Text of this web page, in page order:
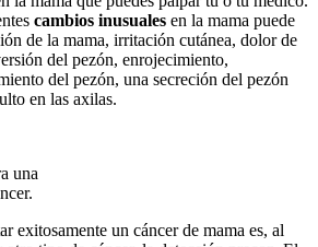
cambios inusuales en la mama puede
de la mama, irritación cutánea, dolor de
del pezón, enrojecimiento,
del pezón, una secreción del pezón
en las axilas.
una
exitosamente un cáncer de mama es, al